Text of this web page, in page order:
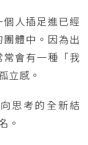
人插足進已經
體中。因為出
會有一種「我
立感。
思考的全新結
。